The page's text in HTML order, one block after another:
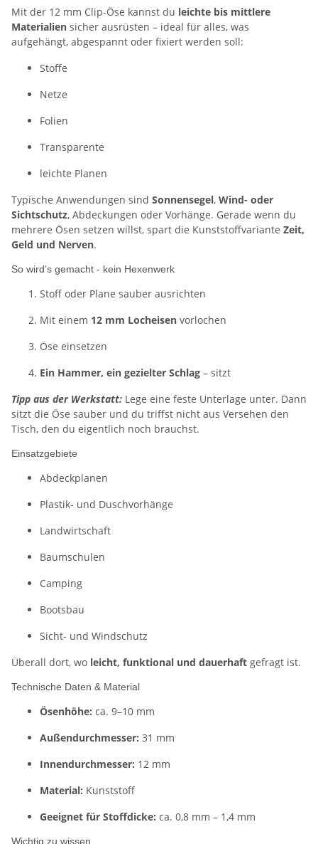
Mit der 12 mm Clip-Öse kannst du leichte bis mittlere
Materialien sicher ausrüsten – ideal für alles, was
aufgehängt, abgespannt oder fixiert werden soll:
Stoffe
Netze
Folien
Transparente
leichte Planen
Typische Anwendungen sind Sonnensegel, Wind- oder
Sichtschutz, Abdeckungen oder Vorhänge. Gerade wenn du
mehrere Ösen setzen willst, spart die Kunststoffvariante Zeit,
Geld und Nerven.
So wird’s gemacht - kein Hexenwerk
Stoff oder Plane sauber ausrichten
Mit einem 12 mm Locheisen vorlochen
Öse einsetzen
Ein Hammer, ein gezielter Schlag – sitzt
Tipp aus der Werkstatt: Lege eine feste Unterlage unter. Dann
sitzt die Öse sauber und du triffst nicht aus Versehen den
Tisch, den du eigentlich noch brauchst.
Einsatzgebiete
Abdeckplanen
Plastik- und Duschvorhänge
Landwirtschaft
Baumschulen
Camping
Bootsbau
Sicht- und Windschutz
Überall dort, wo leicht, funktional und dauerhaft gefragt ist.
Technische Daten & Material
Ösenhöhe: ca. 9–10 mm
Außendurchmesser: 31 mm
Innendurchmesser: 12 mm
Material: Kunststoff
Geeignet für Stoffdicke: ca. 0,8 mm – 1,4 mm
Wichtig zu wissen